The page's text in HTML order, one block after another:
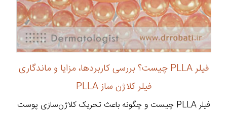
فیلر PLLA چیست؟ بررسی کاربردها، مزایا و ماندگاری
فیلر کلاژن ساز PLLA
فیلر PLLA چیست و چگونه باعث تحریک کلاژن‌سازی پوست